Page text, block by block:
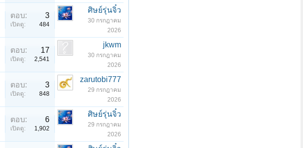
ตอบ: 3
เปิดดู: 484
ศิษย์รุ่นจิ๋ว
30 กรกฎาคม
2026
ตอบ: 17
เปิดดู: 2,541
jkwm
30 กรกฎาคม
2026
ตอบ: 3
เปิดดู: 848
zarutobi777
29 กรกฎาคม
2026
ตอบ: 6
เปิดดู: 1,902
ศิษย์รุ่นจิ๋ว
29 กรกฎาคม
2026